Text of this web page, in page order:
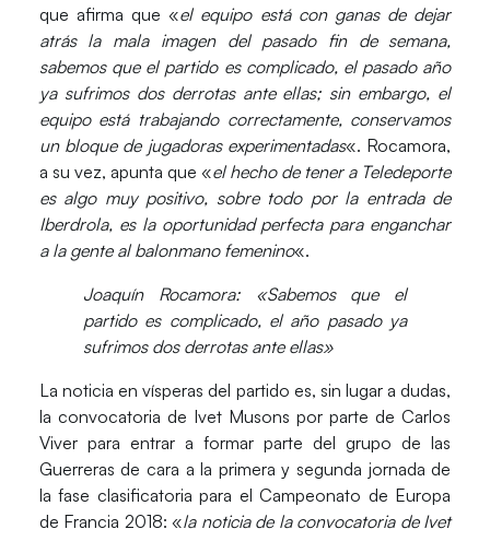
que afirma que «el equipo está con ganas de dejar
atrás la mala imagen del pasado fin de semana,
sabemos que el partido es complicado, el pasado año
ya sufrimos dos derrotas ante ellas; sin embargo, el
equipo está trabajando correctamente, conservamos
un bloque de jugadoras experimentadas«. Rocamora,
a su vez, apunta que «el hecho de tener a Teledeporte
es algo muy positivo, sobre todo por la entrada de
Iberdrola, es la oportunidad perfecta para enganchar
a la gente al balonmano femenino«.
Joaquín Rocamora: «Sabemos que el
partido es complicado, el año pasado ya
sufrimos dos derrotas ante ellas»
La noticia en vísperas del partido es, sin lugar a dudas,
la convocatoria de Ivet Musons por parte de Carlos
Viver para entrar a formar parte del grupo de las
Guerreras de cara a la primera y segunda jornada de
la fase clasificatoria para el Campeonato de Europa
de Francia 2018: «la noticia de la convocatoria de Ivet